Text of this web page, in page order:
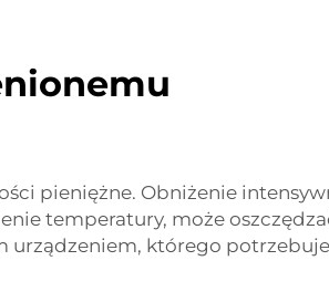
pieniężne. Obniżenie
temperatury, może
urządzeniem, którego